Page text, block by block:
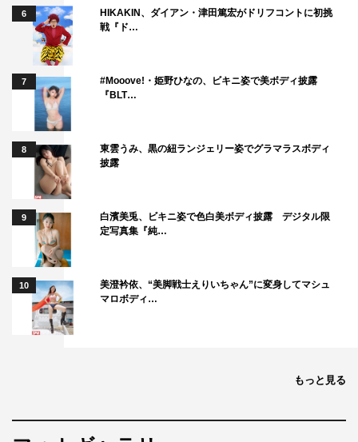
6
HIKAKIN、ダイアン・津田篤宏がドリフコントに初挑
戦『ド…
7
#Mooove!・姫野ひなの、ビキニ姿で美ボディ披露
『BLT…
8
東雲うみ、黒の紐ランジェリー姿でグラマラスボディ
披露
9
白濱美兎、ビキニ姿で色白美ボディ披露 デジタル限
定写真集『純…
10
美澄衿依、“美脚戦士えりいちゃん”に変身してマシュ
マロボディ…
もっと見る